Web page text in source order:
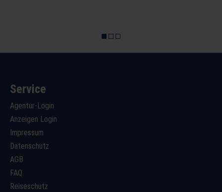
Service
Agentur-Login
Anzeigen Login
Impressum
Datenschutz
AGB
FAQ
Reiseschutz